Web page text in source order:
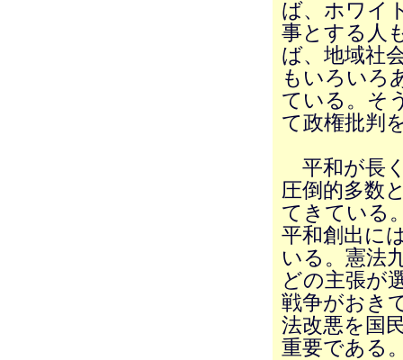
ば、ホワイ
事とする人
ば、地域社
もいろいろ
ている。そ
て政権批判
平和が長
圧倒的多数
てきている
平和創出に
いる。憲法
どの主張が
戦争がおき
法改悪を国
重要である